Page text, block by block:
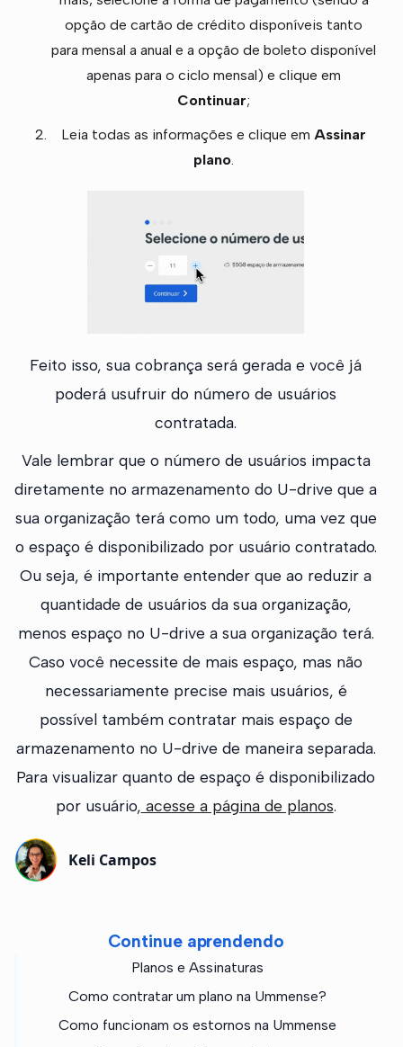
Continue aprendendo
Planos e Assinaturas
Como contratar um plano na Ummense?
Como funcionam os estornos na Ummense
opção de cartão de crédito disponíveis tanto
para mensal a anual e a opção de boleto disponível
apenas para o ciclo mensal) e clique em
Continuar;
Leia todas as informações e clique emAssinar
plano.
Feito isso, sua cobrança será gerada e você já
poderá usufruir do número de usuários
contratada.
Vale lembrar que o número de usuários impacta
diretamente no armazenamento do U-drive que a
sua organização terá como um todo, uma vez que
o espaço é disponibilizado por usuário contratado.
Ou seja, é importante entender que ao reduzir a
quantidade de usuários da sua organização,
menos espaço no U-drive a sua organização terá.
Caso você necessite de mais espaço, mas não
necessariamente precise mais usuários, é
possível também contratar mais espaço de
armazenamento no U-drive de maneira separada.
Para visualizar quanto de espaço é disponibilizado
por usuário, acesse a página de planos.
Keli Campos